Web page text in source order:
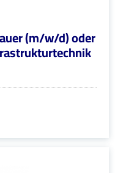
(m/w/d) oder